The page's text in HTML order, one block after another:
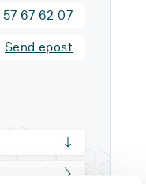
57 67 62 07
Send epost